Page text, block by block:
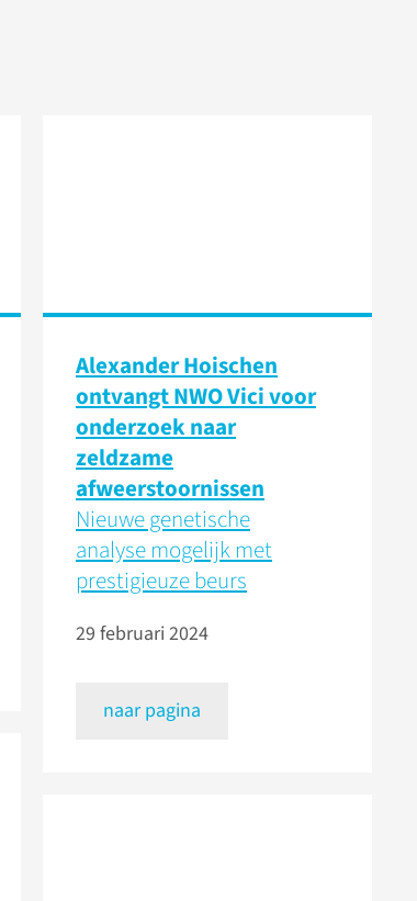
Alexander Hoischen
ontvangt NWO Vici voor
onderzoek naar
zeldzame
afweerstoornissen
Nieuwe genetische
analyse mogelijk met
prestigieuze beurs
29 februari 2024
naar pagina